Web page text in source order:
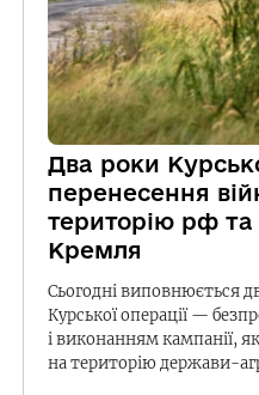
Два роки
перенесення
територію рф та
Кремля
Сьогодні виповнюється
Курської операції —
і виконанням кампанії,
на територію держави-